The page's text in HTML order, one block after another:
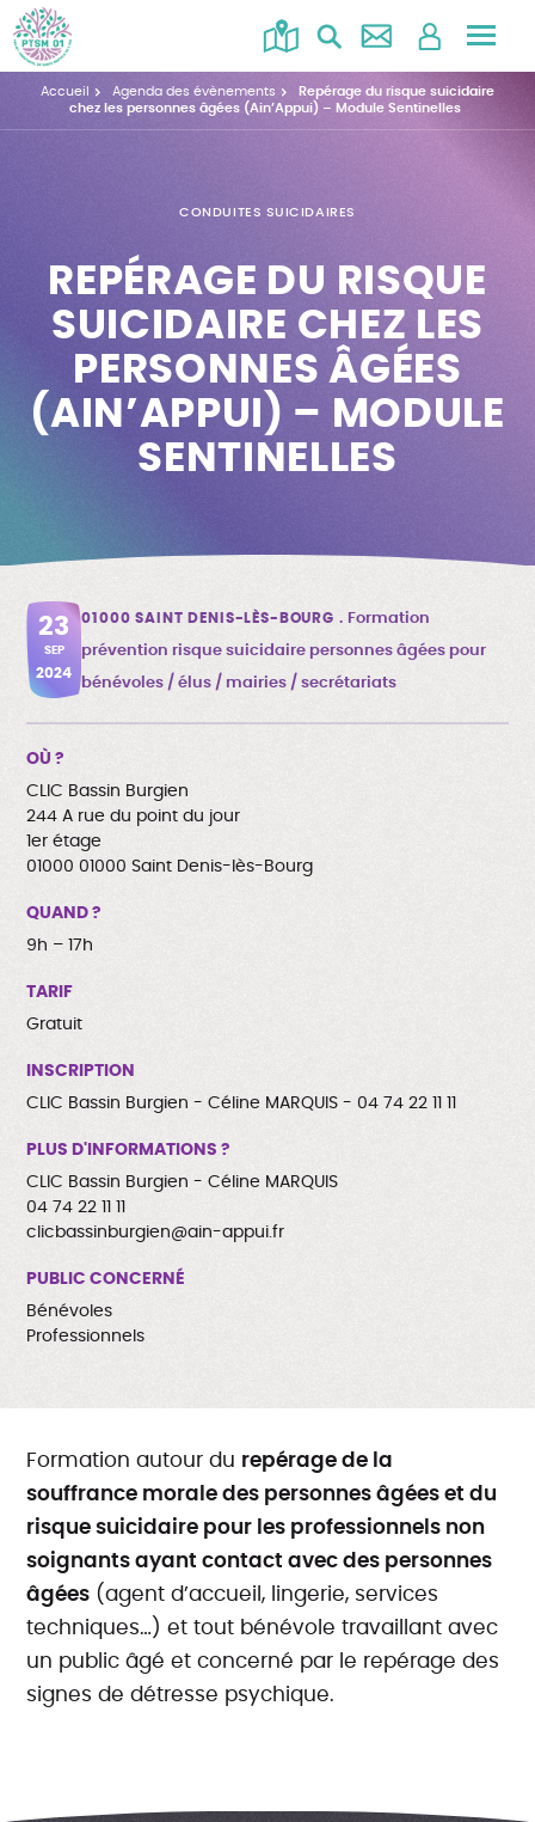
au
Accueil Agenda des évènements
Repérage du risque suicidaire
chez les personnes âgées (Ain’Appui) – Module Sentinelles
CONDUITES SUICIDAIRES
REPÉRAGE DU RISQUE
SUICIDAIRE CHEZ LES
PERSONNES ÂGÉES
(AIN’APPUI) – MODULE
SENTINELLES
23
SEP
2024
01000 SAINT DENIS-LÈS-BOURG Formation
prévention risque suicidaire personnes âgées pour
bénévoles / élus / mairies / secrétariats
OÙ ?
CLIC Bassin Burgien
244 A rue du point du jour
1er étage
01000 01000 Saint Denis-lès-Bourg
QUAND ?
9h – 17h
TARIF
Gratuit
INSCRIPTION
CLIC Bassin Burgien - Céline MARQUIS - 04 74 22 11 11
PLUS D'INFORMATIONS ?
CLIC Bassin Burgien - Céline MARQUIS
04 74 22 11 11
clicbassinburgien@ain-appui.fr
PUBLIC CONCERNÉ
Bénévoles
Professionnels
Formation autour du repérage de la
souffrance morale des personnes âgées et du
risque suicidaire pour les professionnels non
soignants ayant contact avec des personnes
âgées (agent d’accueil, lingerie, services
techniques…) et tout bénévole travaillant avec
un public âgé et concerné par le repérage des
signes de détresse psychique.